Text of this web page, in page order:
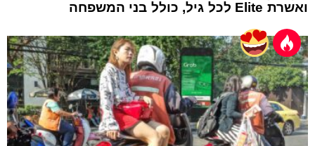
ואשרת Elite לכל גיל, כולל בני המשפחה